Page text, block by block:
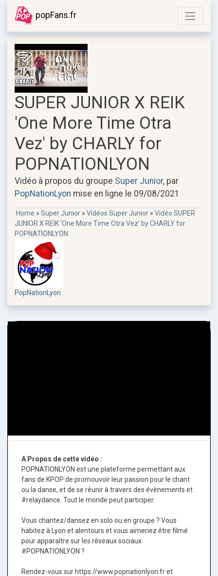
popFans.fr
SUPER JUNIOR X REIK
'One More Time Otra
Vez' by CHARLY for
POPNATIONLYON
Vidéo à propos du groupe Super Junior, par
PopNationLyon mise en ligne le 09/08/2021
Home » Super Junior » Vidéos Super Junior » Vidéo SUPER
JUNIOR X REIK 'One More Time Otra Vez' by CHARLY for
POPNATIONLYON
PopNationLyon
A Propos de cette vidéo :
POPNATIONLYON est une plateforme permettant aux
fans de KPOP de promouvoir leur passion pour le chant
ou la danse, et de se réunir à travers des évènements et
#relaydance. Tout le monde peut participer.
Vous chantez/dansez en solo ou en groupe ? Vous
habitez à Lyon et alentours et vous aimeriez être filmé
pour apparaître sur les réseaux sociaux
#POPNATIONLYON ?
Rendez-vous sur https://www.popnationlyon.fr et